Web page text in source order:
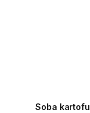
Soba kartofu